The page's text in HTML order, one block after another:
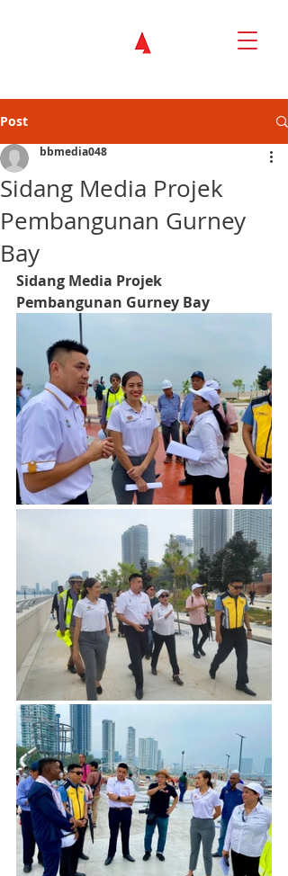
Post
Sidang Media Projek
Pembangunan Gurney
Bay
bbmedia048
Sidang Media Projek
Pembangunan Gurney Bay